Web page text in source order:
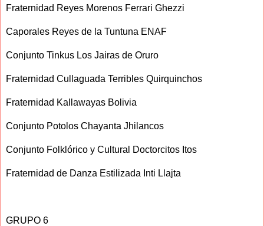
Fraternidad Reyes Morenos Ferrari Ghezzi
Caporales Reyes de la Tuntuna ENAF
Conjunto Tinkus Los Jairas de Oruro
Fraternidad Cullaguada Terribles Quirquinchos
Fraternidad Kallawayas Bolivia
Conjunto Potolos Chayanta Jhilancos
Conjunto Folklórico y Cultural Doctorcitos Itos
Fraternidad de Danza Estilizada Inti Llajta
GRUPO 6